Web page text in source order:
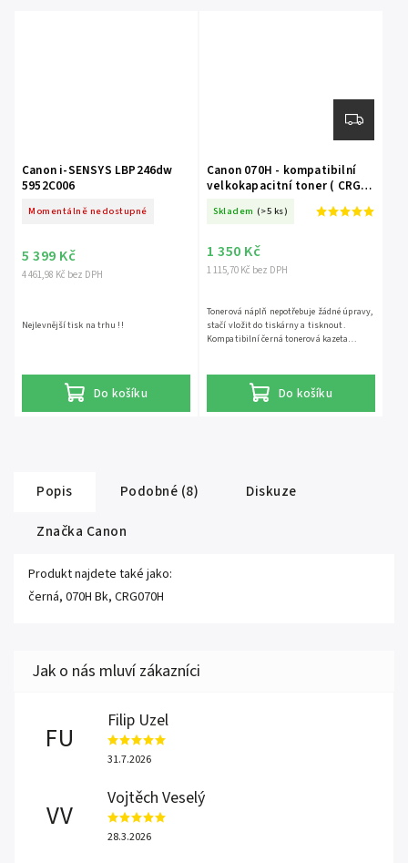
Canon i-SENSYS LBP246dw
5952C006
Momentálně nedostupné
4 461,98 Kč bez DPH
5 399 Kč
Do košíku
Nejlevnější tisk na trhu !!
Canon 070H - kompatibilní
velkokapacitní toner ( CRG
Skladem (>5 ks)
1 115,70 Kč bez DPH
1 350 Kč
Do košíku
Tonerová náplň nepotřebuje žádné úpravy,
stačí vložit do tiskárny a tisknout.
Kompatibilní černá tonerová kazeta
MF463dw Canon i-SENSYS MF465dw Canon
i-SENSYS LBP243dw Canon i-SENSYS
Popis Podobné (8)
Diskuze
Značka Canon
Produkt najdete také jako:
černá, 070H Bk, CRG070H
FU
Filip Uzel
31.7.2026
VV
Vojtěch Veselý
28.3.2026